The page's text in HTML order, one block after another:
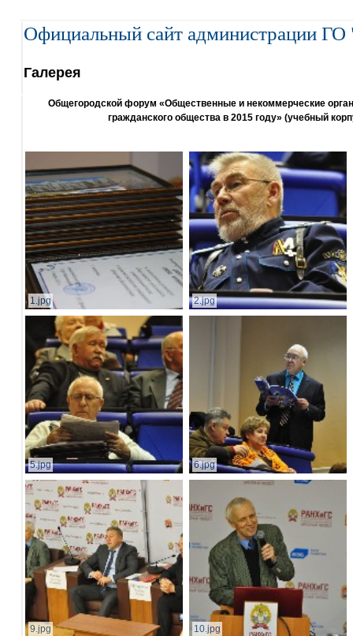
Официальный сайт администрации ГО
Галерея
Общегородской форум «Общественные и некоммерческие
гражданского общества в 2015 году» (учебный
1.jpg 2.jpg
5.jpg 6.jpg
9.jpg 10.jpg